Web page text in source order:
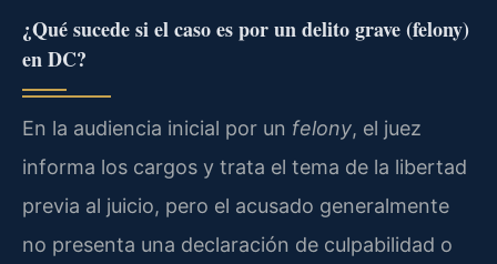
¿Qué sucede si el caso es por un delito grave (felony)
en DC?
En la audiencia inicial por un felony, el juez
informa los cargos y trata el tema de la libertad
previa al juicio, pero el acusado generalmente
no presenta una declaración de culpabilidad o